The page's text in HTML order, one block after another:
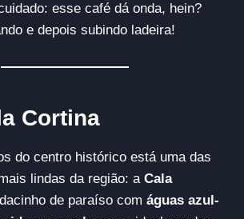
esse café dá onda, hein?
e depois subindo ladeira!
Cortina
do centro histórico está uma das
lindas da região: a Cala
de paraíso com águas azul-